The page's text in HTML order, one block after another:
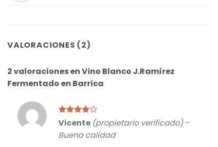
VALORACIONES (2)
2 valoraciones enVino Blanco J.Ramírez
Fermentado en Barrica
Valorado
5
Vicente (propietario verificado) –
Buena calidad